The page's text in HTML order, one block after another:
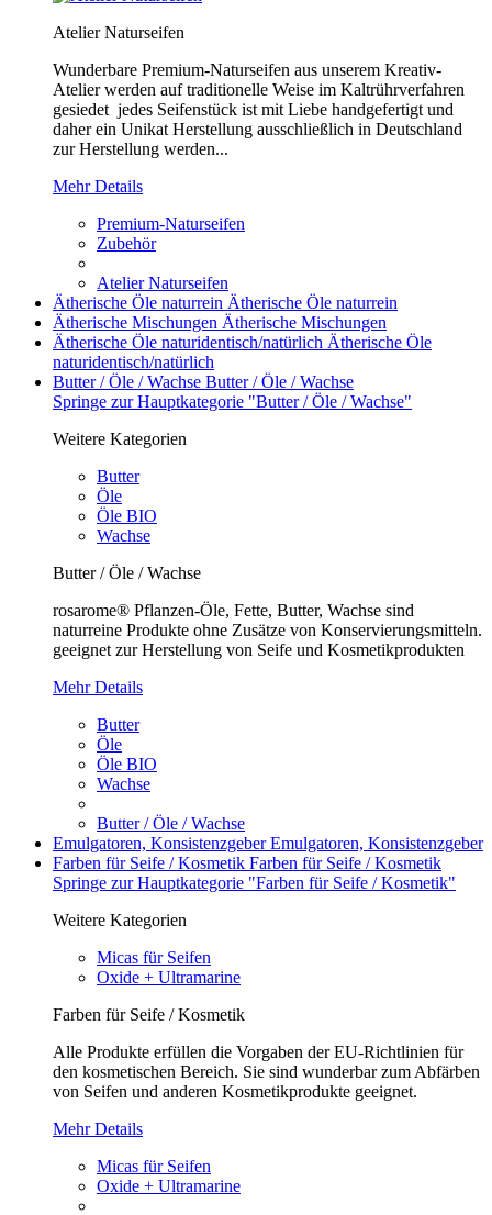
Atelier Naturseifen
Wunderbare Premium-Naturseifen aus unserem Kreativ-
Atelier werden auf traditionelle Weise im Kaltrührverfahren
gesiedet jedes Seifenstück ist mit Liebe handgefertigt und
daher ein Unikat Herstellung ausschließlich in Deutschland
zur Herstellung werden...
Mehr Details
Premium-Naturseifen
Zubehör
Atelier Naturseifen
Ätherische Öle naturrein Ätherische Öle naturrein
Ätherische Mischungen Ätherische Mischungen
Ätherische Öle naturidentisch/natürlich Ätherische Öle
naturidentisch/natürlich
Butter / Öle / Wachse Butter / Öle / Wachse
Springe zur Hauptkategorie "Butter / Öle / Wachse"
Weitere Kategorien
Butter
Öle
Öle BIO
Wachse
Butter / Öle / Wachse
rosarome® Pflanzen-Öle, Fette, Butter, Wachse sind
naturreine Produkte ohne Zusätze von Konservierungsmitteln.
geeignet zur Herstellung von Seife und Kosmetikprodukten
Mehr Details
Butter
Öle
Öle BIO
Wachse
Butter / Öle / Wachse
Emulgatoren, KonsistenzgeberEmulgatoren, Konsistenzgeber
Farben für Seife / Kosmetik Farben für Seife / Kosmetik
Springe zur Hauptkategorie "Farben für Seife / Kosmetik"
Weitere Kategorien
Micas für Seifen
Oxide + Ultramarine
Farben für Seife / Kosmetik
Alle Produkte erfüllen die Vorgaben der EU-Richtlinien für
den kosmetischen Bereich. Sie sind wunderbar zum Abfärben
von Seifen und anderen Kosmetikprodukte geeignet.
Mehr Details
Micas für Seifen
Oxide + Ultramarine